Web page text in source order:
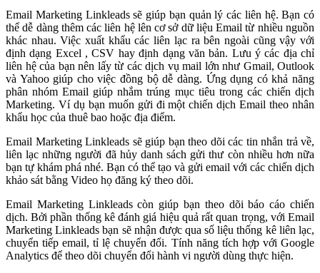
Email Marketing Linkleads sẽ giúp bạn quản lý các liên hệ. Bạn có
thể dễ dàng thêm các liên hệ lên cơ sở dữ liệu Email từ nhiều nguồn
khác nhau. Việc xuất khẩu các liên lạc ra bên ngoài cũng vậy với
định dạng Excel , CSV hay định dạng văn bản. Lưu ý các địa chỉ
liên hệ của bạn nên lấy từ các dịch vụ mail lớn như Gmail, Outlook
và Yahoo giúp cho việc đồng bộ dễ dàng. Ứng dụng có khả năng
phân nhóm Email giúp nhắm trúng mục tiêu trong các chiến dịch
Marketing. Ví dụ bạn muốn gửi đi một chiến dịch Email theo nhân
khẩu học của thuê bao hoặc địa điểm.
Email Marketing Linkleads sẽ giúp bạn theo dõi các tin nhắn trả về,
liên lạc những người đã hủy danh sách gửi thư còn nhiều hơn nữa
bạn tự khám phá nhé. Bạn có thể tạo và gửi email với các chiến dịch
khảo sát bằng Video họ đăng ký theo dõi.
Email Marketing Linkleads còn giúp bạn theo dõi báo cáo chiến
dịch. Bởi phần thống kê đánh giá hiệu quả rất quan trọng, với Email
Marketing Linkleads bạn sẽ nhận được qua số liệu thống kê liên lạc,
chuyển tiếp email, tỉ lệ chuyển đổi. Tính năng tích hợp với Google
Analytics để theo dõi chuyển đổi hành vi người dùng thực hiện.